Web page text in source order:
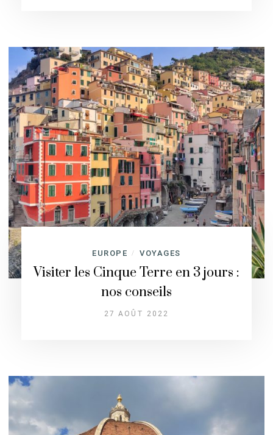
EUROPE / VOYAGES
Visiter les Cinque Terre en 3 jours :
nos conseils
27 AOÛT 2022